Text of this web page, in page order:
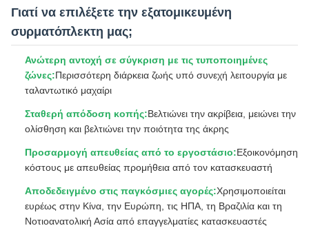
Γιατί να επιλέξετε την εξατομικευμένη
συρματόπλεκτη μας;
Ανώτερη αντοχή σε σύγκριση με τις τυποποιημένες
ζώνες:Περισσότερη διάρκεια ζωής υπό συνεχή λειτουργία με
ταλαντωτικό μαχαίρι
Σταθερή απόδοση κοπής:Βελτιώνει την ακρίβεια, μειώνει την
ολίσθηση και βελτιώνει την ποιότητα της άκρης
Προσαρμογή απευθείας από το εργοστάσιο:Εξοικονόμηση
κόστους με απευθείας προμήθεια από τον κατασκευαστή
Αποδεδειγμένο στις παγκόσμιες αγορές:Χρησιμοποιείται
ευρέως στην Κίνα, την Ευρώπη, τις ΗΠΑ, τη Βραζιλία και τη
Νοτιοανατολική Ασία από επαγγελματίες κατασκευαστές